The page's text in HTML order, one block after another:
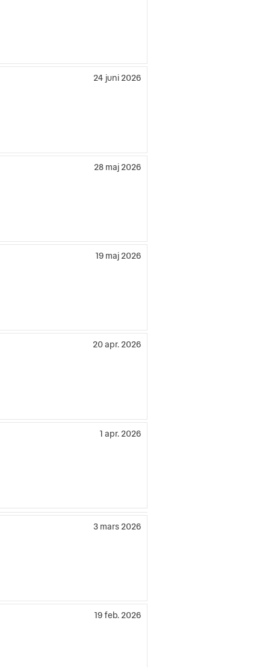
24 juni 2026
28 maj 2026
19 maj 2026
20 apr. 2026
1 apr. 2026
3 mars 2026
19 feb. 2026